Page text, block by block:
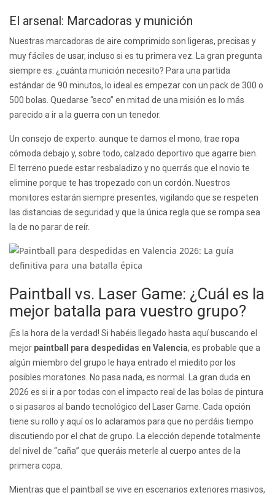
El arsenal: Marcadoras y munición
Nuestras marcadoras de aire comprimido son ligeras, precisas y
muy fáciles de usar, incluso si es tu primera vez. La gran pregunta
siempre es: ¿cuánta munición necesito? Para una partida
estándar de 90 minutos, lo ideal es empezar con un pack de 300 o
500 bolas. Quedarse “seco” en mitad de una misión es lo más
parecido a ir a la guerra con un tenedor.
Un consejo de experto: aunque te damos el mono, trae ropa
cómoda debajo y, sobre todo, calzado deportivo que agarre bien.
El terreno puede estar resbaladizo y no querrás que el novio te
elimine porque te has tropezado con un cordón. Nuestros
monitores estarán siempre presentes, vigilando que se respeten
las distancias de seguridad y que la única regla que se rompa sea
la de no parar de reír.
Paintball vs. Laser Game: ¿Cuál es la
mejor batalla para vuestro grupo?
¡Es la hora de la verdad! Si habéis llegado hasta aquí buscando el
mejor paintball para despedidas en Valencia, es probable que a
algún miembro del grupo le haya entrado el miedito por los
posibles moratones. No pasa nada, es normal. La gran duda en
2026 es si ir a por todas con el impacto real de las bolas de pintura
o si pasaros al bando tecnológico del Laser Game. Cada opción
tiene su rollo y aquí os lo aclaramos para que no perdáis tiempo
discutiendo por el chat de grupo. La elección depende totalmente
del nivel de “caña” que queráis meterle al cuerpo antes de la
primera copa.
Mientras que el paintball se vive en escenarios exteriores masivos,